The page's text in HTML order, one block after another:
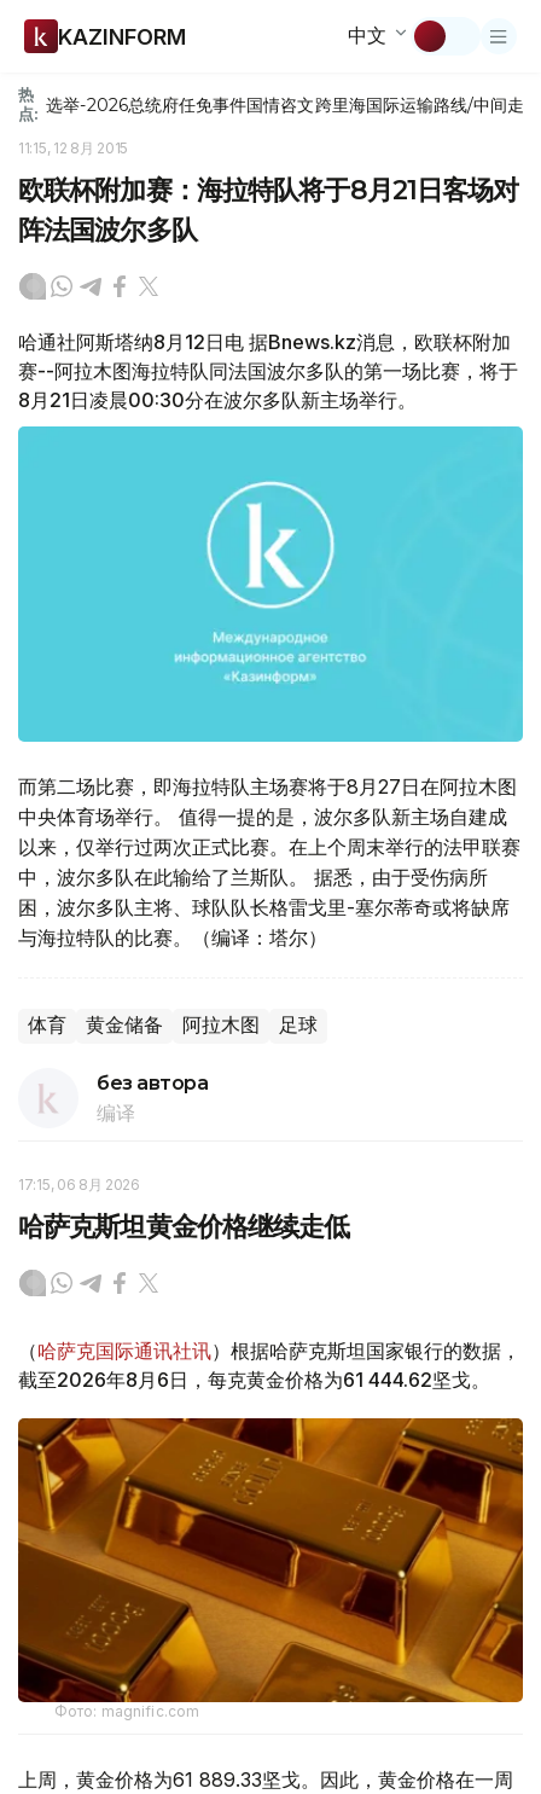
KAZINFORM 中文
热
点: 选举-2026总统府任免事件国情咨文跨里海国际运输路线/中间走廊
11:15, 12 8月 2015
欧联杯附加赛：海拉特队将于8月21日客场对
阵法国波尔多队
哈通社阿斯塔纳8月12日电 据Bnews.kz消息，欧联杯附加
赛--阿拉木图海拉特队同法国波尔多队的第一场比赛，将于
8月21日凌晨00:30分在波尔多队新主场举行。
而第二场比赛，即海拉特队主场赛将于8月27日在阿拉木图
中央体育场举行。 值得一提的是，波尔多队新主场自建成
以来，仅举行过两次正式比赛。在上个周末举行的法甲联赛
中，波尔多队在此输给了兰斯队。 据悉，由于受伤病所
困，波尔多队主将、球队队长格雷戈里-塞尔蒂奇或将缺席
与海拉特队的比赛。（编译：塔尔）
体育 黄金储备 阿拉木图 足球
без автора
编译
17:15, 06 8月 2026
哈萨克斯坦黄金价格继续走低
（哈萨克国际通讯社讯）根据哈萨克斯坦国家银行的数据，
截至2026年8月6日，每克黄金价格为61 444.62坚戈。
Фото: magnific.com
上周，黄金价格为61 889.33坚戈。因此，黄金价格在一周